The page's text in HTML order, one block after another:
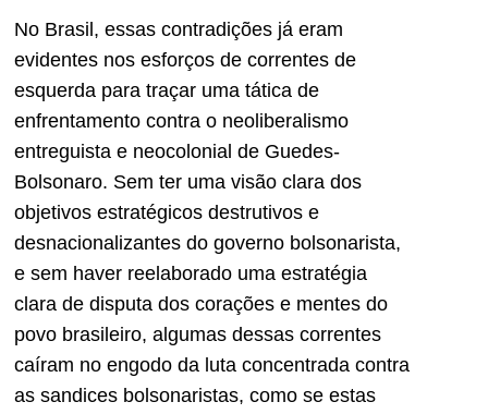
No Brasil, essas contradições já eram
evidentes nos esforços de correntes de
esquerda para traçar uma tática de
enfrentamento contra o neoliberalismo
entreguista e neocolonial de Guedes-
Bolsonaro. Sem ter uma visão clara dos
objetivos estratégicos destrutivos e
desnacionalizantes do governo bolsonarista,
e sem haver reelaborado uma estratégia
clara de disputa dos corações e mentes do
povo brasileiro, algumas dessas correntes
caíram no engodo da luta concentrada contra
as sandices bolsonaristas, como se estas